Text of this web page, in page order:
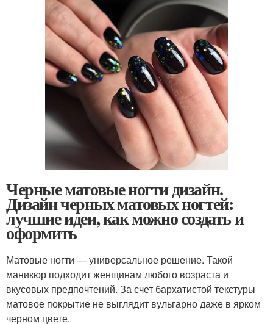
Черные матовые ногти дизайн.
Дизайн черных матовых ногтей:
лучшие идеи, как можно создать и
оформить
Матовые ногти — универсальное решение. Такой
маникюр подходит женщинам любого возраста и
вкусовых предпочтений. За счет бархатистой текстуры
матовое покрытие не выглядит вульгарно даже в ярком
черном цвете.